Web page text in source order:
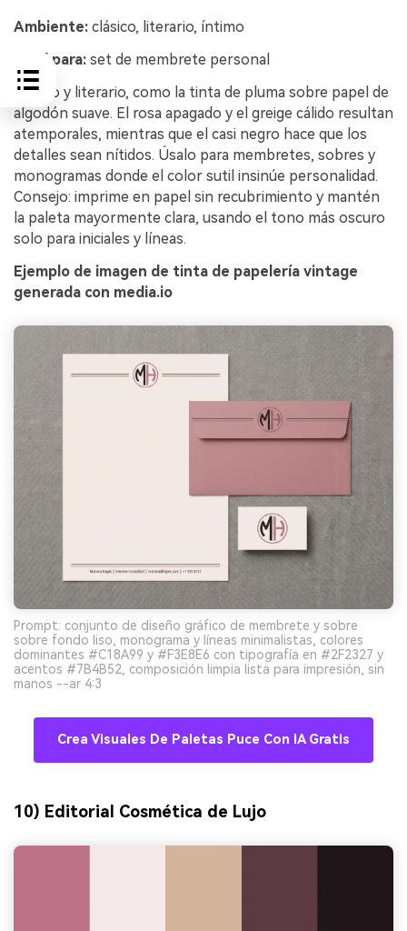
Ambiente: clásico, literario, íntimo
Ideal para: set de membrete personal
Clásico y literario, como la tinta de pluma sobre papel de
algodón suave. El rosa apagado y el greige cálido resultan
atemporales, mientras que el casi negro hace que los
detalles sean nítidos. Úsalo para membretes, sobres y
monogramas donde el color sutil insinúe personalidad.
Consejo: imprime en papel sin recubrimiento y mantén
la paleta mayormente clara, usando el tono más oscuro
solo para iniciales y líneas.
Ejemplo de imagen de tinta de papelería vintage
generada con media.io
Prompt: conjunto de diseño gráfico de membrete y sobre
sobre fondo liso, monograma y líneas minimalistas, colores
dominantes #C18A99 y #F3E8E6 con tipografía en #2F2327 y
acentos #7B4B52, composición limpia lista para impresión, sin
manos --ar 4:3
Crea Visuales De Paletas Puce Con IA Gratis
10) Editorial Cosmética de Lujo